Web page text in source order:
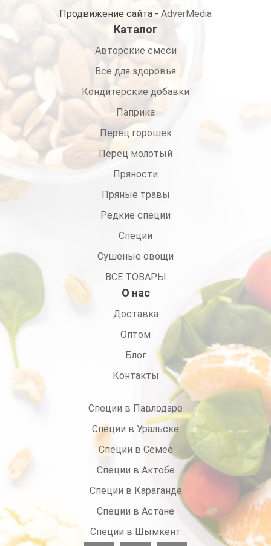
Продвижение сайта - AdverMedia
Каталог
Авторские смеси
Все для здоровья
Кондитерские добавки
Паприка
Перец горошек
Перец молотый
Пряности
Пряные травы
Редкие специи
Специи
Сушеные овощи
ВСЕ ТОВАРЫ
О нас
Доставка
Оптом
Блог
Контакты
Специи в Павлодаре
Специи в Уральске
Специи в Семее
Специи в Актобе
Специи в Караганде
Специи в Астане
Специи в Шымкент